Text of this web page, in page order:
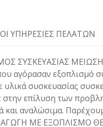
ΥΠΗΡΕΣΊΕΣ ΠΕΛΑΤΏΝ
ΣΥΣΚΕΥΑΣΙΑΣ
αγόρασαν εξοπλισμό
υλικά συσκευασίας
επίλυση των
και αναλώσιμα.
ΜΕ ΕΞΟΠΛΙΣΜΟ